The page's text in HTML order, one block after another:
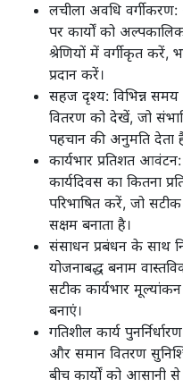
लचीला अवधि
पर कार्यों को
श्रेणियों में वर्गीकृत करें,
प्रदान करें।
सहज दृश्य: विभिन्न समय
वितरण को देखें, जो
पहचान की अनुमति देता
कार्यभार प्रतिशत
कार्यदिवस का कितना
परिभाषित करें, जो
सक्षम बनाता है।
संसाधन प्रबंधन के साथ
योजनाबद्ध बनाम
सटीक कार्यभार
बनाएं।
गतिशील कार्य
और समान वितरण
बीच कार्यों को आसानी